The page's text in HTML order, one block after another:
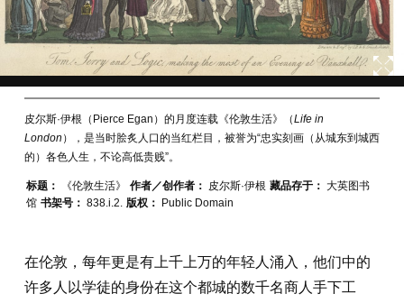
皮尔斯·伊根（Pierce Egan）的月度连载《伦敦生活》（Life in
London ），是当时脍炙人口的当红栏目，被誉为“忠实刻画（从城东到城西
的）各色人生，不论高低贵贱”。
标题： 《伦敦生活》 作者／创作者： 皮尔斯·伊根 藏品存于： 大英图书
馆 书架号： 838.i.2. 版权： Public Domain
在伦敦，每年更是有上千上万的年轻人涌入，他们中的
许多人以学徒的身份在这个都城的数千名商人手下工